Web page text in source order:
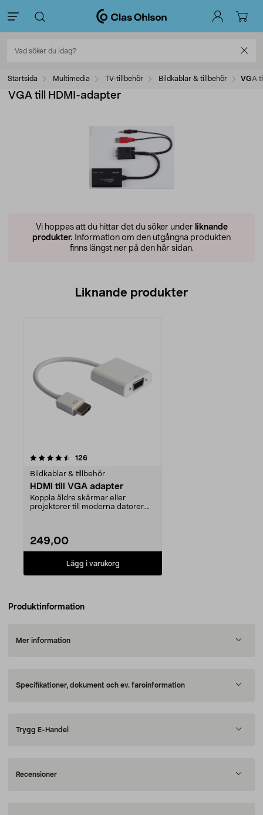
Startsida Multimedia TV-tillbehör Bildkablar & tillbehör VGA
VGA till HDMI-adapter
Vi hoppas att du hittar det du söker under liknande
produkter. Information om den utgångna produkten
finns längst ner på den här sidan.
Liknande produkter
126recensioner
Bildkablar & tillbehör
HDMI till VGA adapter
Koppla äldre skärmar eller
projektorer till moderna datorer.
249,00
Lägg i varukorg
Produktinformation
Mer information
Specifikationer, dokument och ev. faroinformation
Trygg E-Handel
Recensioner